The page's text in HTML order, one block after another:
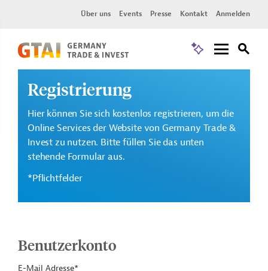
Über uns Events Presse Kontakt Anmelden
Registrierung
Hier können Sie sich kostenlos registrieren, um die
Online Services der Website von Germany Trade &
Invest zu nutzen. Bitte füllen Sie das unten
stehende Formular aus.
*Pflichtfelder
Benutzerkonto
E-Mail Adresse*